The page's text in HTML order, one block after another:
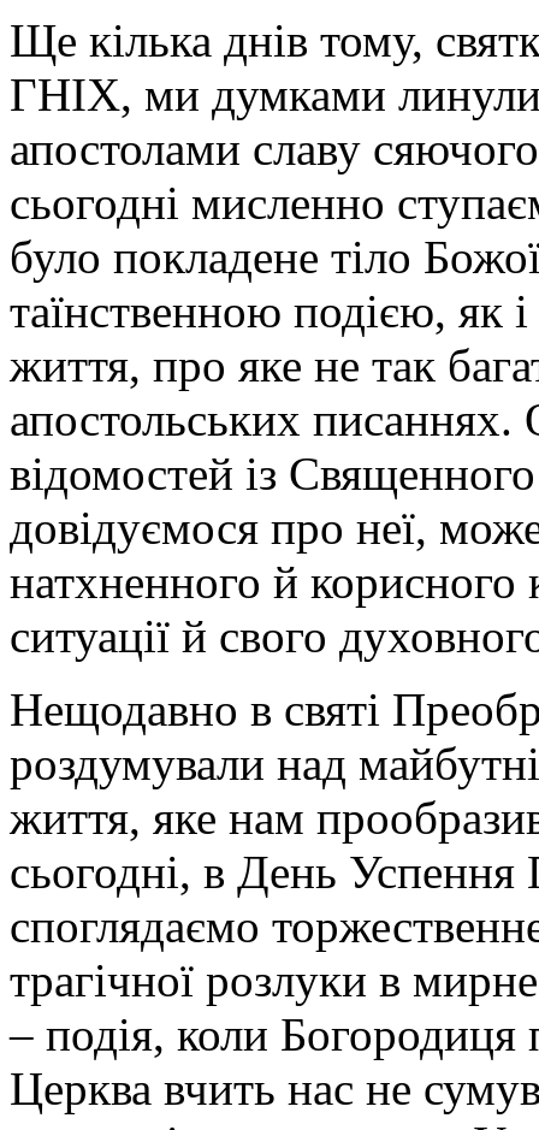
Ще кілька днів тому,
ГНІХ, ми думками линули
апостолами славу
сьогодні мисленно
було покладене тіло
таїнственною подією, як
життя, про яке не так
апостольських
відомостей із
довідуємося про неї,
натхненного й корисного
ситуації й свого
Нещодавно в святі
роздумували над
життя, яке нам
сьогодні, в День Успення
споглядаємо
трагічної розлуки в
– подія, коли Богородиця
Церква вчить нас не